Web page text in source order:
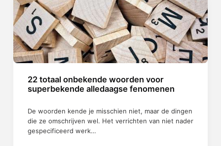
22 totaal onbekende woorden voor
superbekende alledaagse fenomenen
De woorden kende je misschien niet, maar de dingen
die ze omschrijven wel. Het verrichten van niet nader
gespecificeerd werk…